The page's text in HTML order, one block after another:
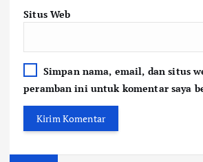
Situs Web
Simpan nama, email, dan situs
peramban ini untuk komentar saya